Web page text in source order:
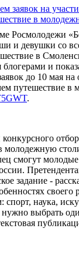
Росмолодежи
и девушки со
в
блогерами и
до 10 мая на
путешествие в
.
молодежную
смогут
задание -
своего
спорт, наука,
нужно выбрать